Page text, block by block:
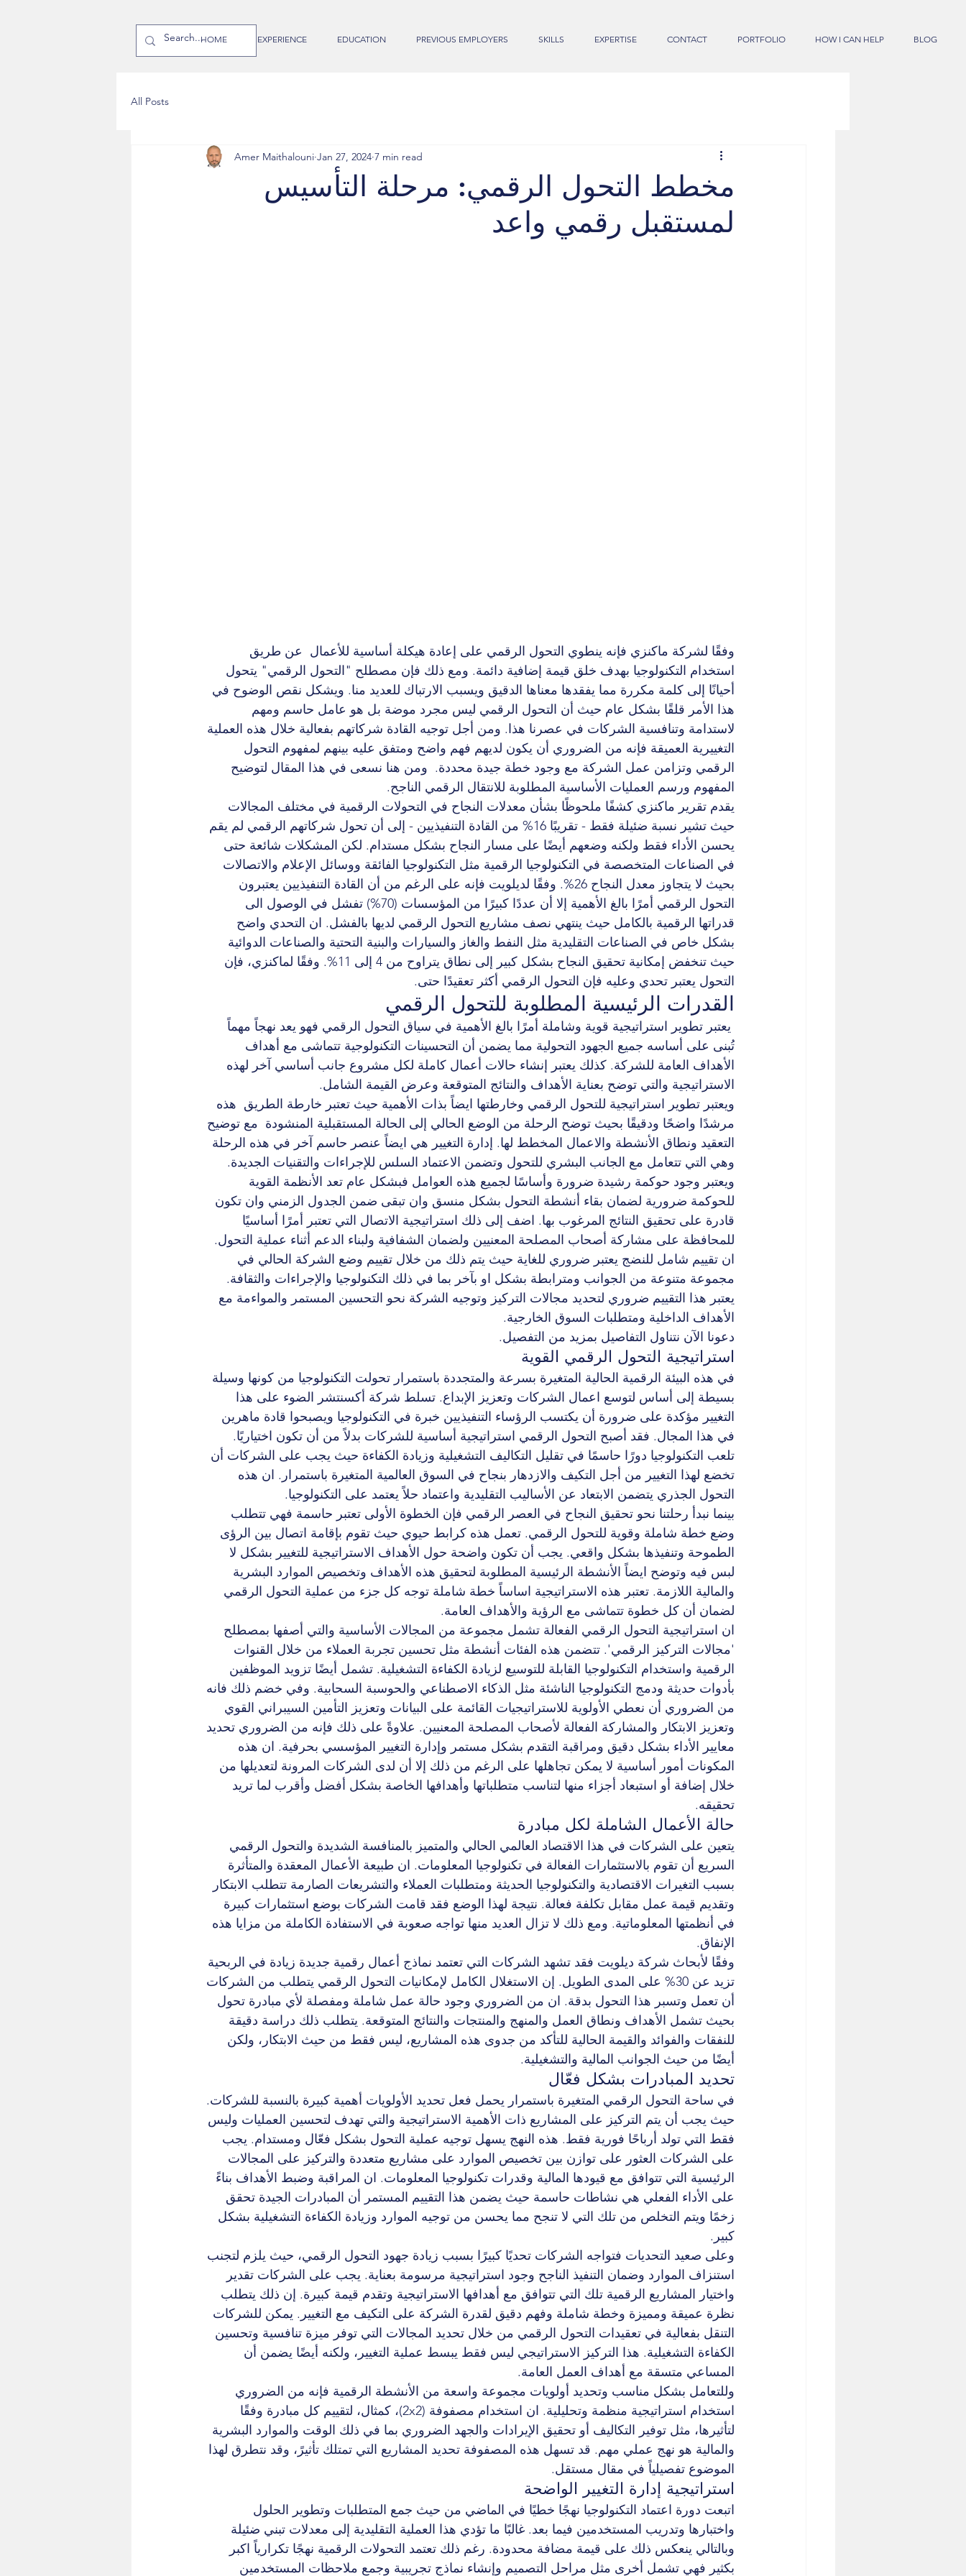
HOME EXPERIENCE EDUCATION PREVIOUS EMPLOYERS SKILLS EXPERTISE CONTACT PORTFOLIO HOW I CAN HELP BLOG
All Posts
مخطط التحول الرقمي: مرحلة التأسيس
لمستقبل رقمي واعد
Amer Maithalouni Jan 27, 2024 7 min read
وفقًا لشركة ماكنزي فإنه ينطوي التحول الرقمي على إعادة هيكلة أساسية للأعمال  عن طريق
استخدام التكنولوجيا بهدف خلق قيمة إضافية دائمة. ومع ذلك فإن مصطلح "التحول الرقمي" يتحول
أحيانًا إلى كلمة مكررة مما يفقدها معناها الدقيق ويسبب الارتباك للعديد منا. ويشكل نقص الوضوح في
هذا الأمر قلقًا بشكل عام حيث أن التحول الرقمي ليس مجرد موضة بل هو عامل حاسم ومهم
لاستدامة وتنافسية الشركات في عصرنا هذا. ومن أجل توجيه القادة شركاتهم بفعالية خلال هذه العملية
التغييرية العميقة فإنه من الضروري أن يكون لديهم فهم واضح ومتفق عليه بينهم لمفهوم التحول
الرقمي وتزامن عمل الشركة مع وجود خطة جيدة محددة.  ومن هنا نسعى في هذا المقال لتوضيح
المفهوم ورسم العمليات الأساسية المطلوبة للانتقال الرقمي الناجح.
يقدم تقرير ماكنزي كشفًا ملحوظًا بشأن معدلات النجاح في التحولات الرقمية في مختلف المجالات
حيث تشير نسبة ضئيلة فقط - تقريبًا 16% من القادة التنفيذيين - إلى أن تحول شركاتهم الرقمي لم يقم
يحسن الأداء فقط ولكنه وضعهم أيضًا على مسار النجاح بشكل مستدام. لكن المشكلات شائعة حتى
في الصناعات المتخصصة في التكنولوجيا الرقمية مثل التكنولوجيا الفائقة ووسائل الإعلام والاتصالات
بحيث لا يتجاوز معدل النجاح 26%. وفقًا لديلويت فإنه على الرغم من أن القادة التنفيذيين يعتبرون
التحول الرقمي أمرًا بالغ الأهمية إلا أن عددًا كبيرًا من المؤسسات (70%) تفشل في الوصول الى
قدراتها الرقمية بالكامل حيث ينتهي نصف مشاريع التحول الرقمي لديها بالفشل. ان التحدي واضح
بشكل خاص في الصناعات التقليدية مثل النفط والغاز والسيارات والبنية التحتية والصناعات الدوائية
حيث تنخفض إمكانية تحقيق النجاح بشكل كبير إلى نطاق يتراوح من 4 إلى 11%. وفقًا لماكنزي، فإن
التحول يعتبر تحدي وعليه فإن التحول الرقمي أكثر تعقيدًا حتى.
القدرات الرئيسية المطلوبة للتحول الرقمي
يعتبر تطوير استراتيجية قوية وشاملة أمرًا بالغ الأهمية في سياق التحول الرقمي فهو يعد نهجاً مهماً
تُبنى على أساسه جميع الجهود التحولية مما يضمن أن التحسينات التكنولوجية تتماشى مع أهداف
الأهداف العامة للشركة. كذلك يعتبر إنشاء حالات أعمال كاملة لكل مشروع جانب أساسي آخر لهذه
الاستراتيجية والتي توضح بعناية الأهداف والنتائج المتوقعة وعرض القيمة الشامل.
ويعتبر تطوير استراتيجية للتحول الرقمي وخارطتها ايضاً بذات الأهمية حيث تعتبر خارطة الطريق  هذه
مرشدًا واضحًا ودقيقًا بحيث توضح الرحلة من الوضع الحالي إلى الحالة المستقبلية المنشودة  مع توضيح
التعقيد ونطاق الأنشطة والاعمال المخطط لها. إدارة التغيير هي ايضاً عنصر حاسم آخر في هذه الرحلة
وهي التي تتعامل مع الجانب البشري للتحول وتضمن الاعتماد السلس للإجراءات والتقنيات الجديدة.
ويعتبر وجود حوكمة رشيدة ضرورة وأساسًا لجميع هذه العوامل فبشكل عام تعد الأنظمة القوية
للحوكمة ضرورية لضمان بقاء أنشطة التحول بشكل منسق وان تبقى ضمن الجدول الزمني وان تكون
قادرة على تحقيق النتائج المرغوب بها. اضف إلى ذلك استراتيجية الاتصال التي تعتبر أمرًا أساسيًا
للمحافظة على مشاركة أصحاب المصلحة المعنيين ولضمان الشفافية ولبناء الدعم أثناء عملية التحول.
ان تقييم شامل للنضج يعتبر ضروري للغاية حيث يتم ذلك من خلال تقييم وضع الشركة الحالي في
مجموعة متنوعة من الجوانب ومترابطة بشكل او بآخر بما في ذلك التكنولوجيا والإجراءات والثقافة.
يعتبر هذا التقييم ضروري لتحديد مجالات التركيز وتوجيه الشركة نحو التحسين المستمر والمواءمة مع
الأهداف الداخلية ومتطلبات السوق الخارجية.
دعونا الآن نتناول التفاصيل بمزيد من التفصيل.
استراتيجية التحول الرقمي القوية
في هذه البيئة الرقمية الحالية المتغيرة بسرعة والمتجددة باستمرار تحولت التكنولوجيا من كونها وسيلة
بسيطة إلى أساس لتوسع اعمال الشركات وتعزيز الإبداع. تسلط شركة أكسنتشر الضوء على هذا
التغيير مؤكدة على ضرورة أن يكتسب الرؤساء التنفيذيين خبرة في التكنولوجيا ويصبحوا قادة ماهرين
في هذا المجال. فقد أصبح التحول الرقمي استراتيجية أساسية للشركات بدلاً من أن تكون اختياريًا.
تلعب التكنولوجيا دورًا حاسمًا في تقليل التكاليف التشغيلية وزيادة الكفاءة حيث يجب على الشركات أن
تخضع لهذا التغيير من أجل التكيف والازدهار بنجاح في السوق العالمية المتغيرة باستمرار. ان هذه
التحول الجذري يتضمن الابتعاد عن الأساليب التقليدية واعتماد حلاً يعتمد على التكنولوجيا.
بينما نبدأ رحلتنا نحو تحقيق النجاح في العصر الرقمي فإن الخطوة الأولى تعتبر حاسمة فهي تتطلب
وضع خطة شاملة وقوية للتحول الرقمي. تعمل هذه كرابط حيوي حيث تقوم بإقامة اتصال بين الرؤى
الطموحة وتنفيذها بشكل واقعي. يجب أن تكون واضحة حول الأهداف الاستراتيجية للتغيير بشكل لا
لبس فيه وتوضح ايضاً الأنشطة الرئيسية المطلوبة لتحقيق هذه الأهداف وتخصيص الموارد البشرية
والمالية اللازمة. تعتبر هذه الاستراتيجية اساساً خطة شاملة توجه كل جزء من عملية التحول الرقمي
لضمان أن كل خطوة تتماشى مع الرؤية والأهداف العامة.
ان استراتيجية التحول الرقمي الفعالة تشمل مجموعة من المجالات الأساسية والتي أصفها بمصطلح
'مجالات التركيز الرقمي'. تتضمن هذه الفئات أنشطة مثل تحسين تجربة العملاء من خلال القنوات
الرقمية واستخدام التكنولوجيا القابلة للتوسيع لزيادة الكفاءة التشغيلية. تشمل أيضًا تزويد الموظفين
بأدوات حديثة ودمج التكنولوجيا الناشئة مثل الذكاء الاصطناعي والحوسبة السحابية. وفي خضم ذلك فانه
من الضروري أن نعطي الأولوية للاستراتيجيات القائمة على البيانات وتعزيز التأمين السيبراني القوي
وتعزيز الابتكار والمشاركة الفعالة لأصحاب المصلحة المعنيين. علاوةً على ذلك فإنه من الضروري تحديد
معايير الأداء بشكل دقيق ومراقبة التقدم بشكل مستمر وإدارة التغيير المؤسسي بحرفية. ان هذه
المكونات أمور أساسية لا يمكن تجاهلها على الرغم من ذلك إلا أن لدى الشركات المرونة لتعديلها من
خلال إضافة أو استبعاد أجزاء منها لتناسب متطلباتها وأهدافها الخاصة بشكل أفضل وأقرب لما تريد
تحقيقه.
حالة الأعمال الشاملة لكل مبادرة
يتعين على الشركات في هذا الاقتصاد العالمي الحالي والمتميز بالمنافسة الشديدة والتحول الرقمي
السريع أن تقوم بالاستثمارات الفعالة في تكنولوجيا المعلومات. ان طبيعة الأعمال المعقدة والمتأثرة
بسبب التغيرات الاقتصادية والتكنولوجيا الحديثة ومتطلبات العملاء والتشريعات الصارمة تتطلب الابتكار
وتقديم قيمة عمل مقابل تكلفة فعالة. نتيجة لهذا الوضع فقد قامت الشركات بوضع استثمارات كبيرة
في أنظمتها المعلوماتية. ومع ذلك لا تزال العديد منها تواجه صعوبة في الاستفادة الكاملة من مزايا هذه
الإنفاق.
وفقًا لأبحاث شركة ديلويت فقد تشهد الشركات التي تعتمد نماذج أعمال رقمية جديدة زيادة في الربحية
تزيد عن 30% على المدى الطويل. إن الاستغلال الكامل لإمكانيات التحول الرقمي يتطلب من الشركات
أن تعمل وتسبر هذا التحول بدقة. ان من الضروري وجود حالة عمل شاملة ومفصلة لأي مبادرة تحول
بحيث تشمل الأهداف ونطاق العمل والمنهج والمنتجات والنتائج المتوقعة. يتطلب ذلك دراسة دقيقة
للنفقات والفوائد والقيمة الحالية للتأكد من جدوى هذه المشاريع، ليس فقط من حيث الابتكار، ولكن
أيضًا من حيث الجوانب المالية والتشغيلية.
تحديد المبادرات بشكل فعّال
في ساحة التحول الرقمي المتغيرة باستمرار يحمل فعل تحديد الأولويات أهمية كبيرة بالنسبة للشركات.
حيث يجب أن يتم التركيز على المشاريع ذات الأهمية الاستراتيجية والتي تهدف لتحسين العمليات وليس
فقط التي تولد أرباحًا فورية فقط. هذه النهج يسهل توجيه عملية التحول بشكل فعّال ومستدام. يجب
على الشركات العثور على توازن بين تخصيص الموارد على مشاريع متعددة والتركيز على المجالات
الرئيسية التي تتوافق مع قيودها المالية وقدرات تكنولوجيا المعلومات. ان المراقبة وضبط الأهداف بناءً
على الأداء الفعلي هي نشاطات حاسمة حيث يضمن هذا التقييم المستمر أن المبادرات الجيدة تحقق
زخمًا ويتم التخلص من تلك التي لا تنجح مما يحسن من توجيه الموارد وزيادة الكفاءة التشغيلية بشكل
كبير.
وعلى صعيد التحديات فتواجه الشركات تحديًا كبيرًا بسبب زيادة جهود التحول الرقمي، حيث يلزم لتجنب
استنزاف الموارد وضمان التنفيذ الناجح وجود استراتيجية مرسومة بعناية. يجب على الشركات تقدير
واختيار المشاريع الرقمية تلك التي تتوافق مع أهدافها الاستراتيجية وتقدم قيمة كبيرة. إن ذلك يتطلب
نظرة عميقة ومميزة وخطة شاملة وفهم دقيق لقدرة الشركة على التكيف مع التغيير. يمكن للشركات
التنقل بفعالية في تعقيدات التحول الرقمي من خلال تحديد المجالات التي توفر ميزة تنافسية وتحسين
الكفاءة التشغيلية. هذا التركيز الاستراتيجي ليس فقط يبسط عملية التغيير، ولكنه أيضًا يضمن أن
المساعي متسقة مع أهداف العمل العامة.
وللتعامل بشكل مناسب وتحديد أولويات مجموعة واسعة من الأنشطة الرقمية فإنه من الضروري
استخدام استراتيجية منظمة وتحليلية. ان استخدام مصفوفة (2x2)، كمثال، لتقييم كل مبادرة وفقًا
لتأثيرها، مثل توفير التكاليف أو تحقيق الإيرادات والجهد الضروري بما في ذلك الوقت والموارد البشرية
والمالية هو نهج عملي مهم. قد تسهل هذه المصفوفة تحديد المشاريع التي تمتلك تأثيرً، وقد نتطرق لهذا
الموضوع تفصيلياً في مقال مستقل.
استراتيجية إدارة التغيير الواضحة
اتبعت دورة اعتماد التكنولوجيا نهجًا خطيًا في الماضي من حيث جمع المتطلبات وتطوير الحلول
واختبارها وتدريب المستخدمين فيما بعد. غالبًا ما تؤدي هذا العملية التقليدية إلى معدلات تبني ضئيلة
وبالتالي ينعكس ذلك على قيمة مضافة محدودة. رغم ذلك تعتمد التحولات الرقمية نهجًا تكرارياً اكبر
بكثير فهي تشمل أخرى مثل مراحل التصميم وإنشاء نماذج تجريبية وجمع ملاحظات المستخدمين